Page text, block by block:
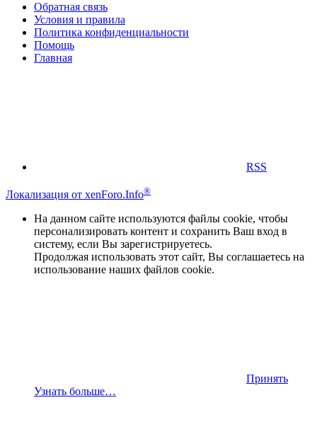
Обратная связь
Условия и правила
Политика конфиденциальности
Помощь
Главная
RSS
Локализация от xenForo.Info®
На данном сайте используются файлы cookie, чтобы
персонализировать контент и сохранить Ваш вход в
систему, если Вы зарегистрируетесь.
Продолжая использовать этот сайт, Вы соглашаетесь на
использование наших файлов cookie.
Принять
Узнать больше…